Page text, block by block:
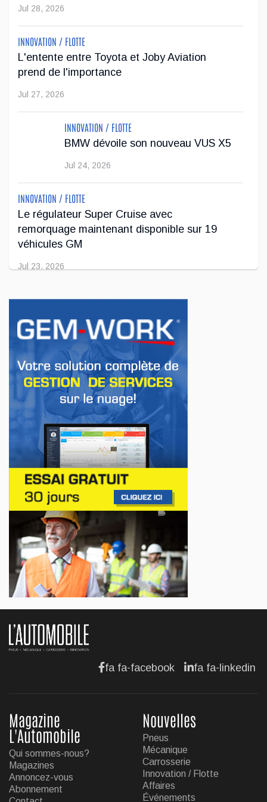
Genesis Canada s'associe à Lane Hutson des
Canadiens de Montréal
Genesis Canada poursuit son positionnement dans l'univers
du luxe et du sport professionnel en annonçant un nouveau
partenariat avec Lane Hutson, défenseur des Canadiens de
Montréal et lauréat ...
Avr 29, 2026
Jul 28, 2026
INNOVATION / FLOTTE
L'entente entre Toyota et Joby Aviation
prend de l'importance
Jul 27, 2026
INNOVATION / FLOTTE
BMW dévoile son nouveau VUS X5
Jul 24, 2026
INNOVATION / FLOTTE
Le régulateur Super Cruise avec
remorquage maintenant disponible sur 19
véhicules GM
Jul 23, 2026
INNOVATION / FLOTTE
en Europe
Jul 22, 2026
AFFAIRES
Premier contact avec le Lotus Eletre
Jul 14, 2026
AFFAIRES
Lotus célèbre l'arrivée de ses Eletre au
Canada
Jul 13, 2026
AFFAIRES
Maserati se recherche un partenaire
Jul 12, 2026
AFFAIRES
Hyundai dévoile sa nouvelle Elantra
Jul 11, 2026
fa fa-facebook fa fa-linkedin
Magazine
L'Automobile
Qui sommes-nous?
Magazines
Annoncez-vous
Abonnement
Nouvelles
Pneus
Mécanique
Carrosserie
Innovation / Flotte
Affaires
Événements